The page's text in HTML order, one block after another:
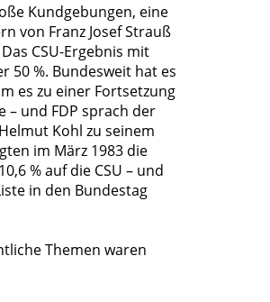
Kundgebungen, eine
von Franz Josef Strauß
CSU-Ergebnis mit
50 %. Bundesweit hat es
es zu einer Fortsetzung
– und FDP sprach der
Kohl zu seinem
im März 1983 die
% auf die CSU – und
in den Bundestag
Themen waren